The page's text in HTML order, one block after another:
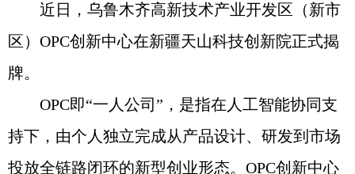
近日，乌鲁木齐高新技术产业开发区（新市
区）OPC创新中心在新疆天山科技创新院正式揭
牌。
OPC即“一人公司”，是指在人工智能协同支
持下，由个人独立完成从产品设计、研发到市场
投放全链路闭环的新型创业形态。OPC创新中心